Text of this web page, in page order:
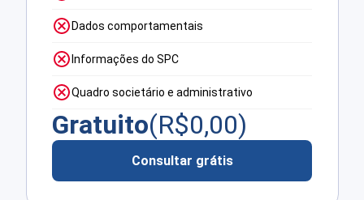
Dados comportamentais
Informações do SPC
Quadro societário e administrativo
Gratuito(R$0,00)
Consultar grátis